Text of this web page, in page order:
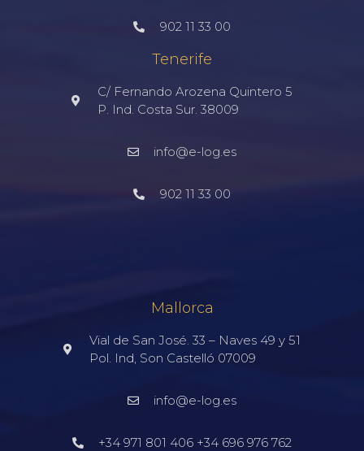
902 11 33 00
Tenerife
C/ Fernando Arozena Quintero 5
P. Ind. Costa Sur. 38009
info@e-log.es
902 11 33 00
Mallorca
Vial de San José. 33 – Naves 49 y 51
Pol. Ind, Son Castelló 07009
info@e-log.es
+34 971 801 406 +34 696 976 762